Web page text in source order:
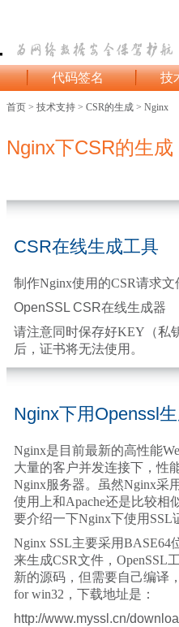
代码签名 技
首页 > 技术支持 > CSR的生成 > Nginx
Nginx下CSR的生成
CSR在线生成工具
制作Nginx使用的CSR请求
OpenSSL CSR在线生成器
请注意同时保存好KEY（私
后，证书将无法使用。
Nginx下用Openssl
Nginx是目前最新的高性能
大量的客户并发连接下，性
Nginx服务器。虽然Nginx采
使用上和Apache还是比较相
要介绍一下Nginx下使用SSL
Nginx SSL主要采用BASE64
来生成CSR文件，OpenSSL
新的源码，但需要自己编译
for win32，下载地址是：
http://www.myssl.cn/